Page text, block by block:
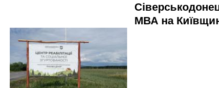
МВА на